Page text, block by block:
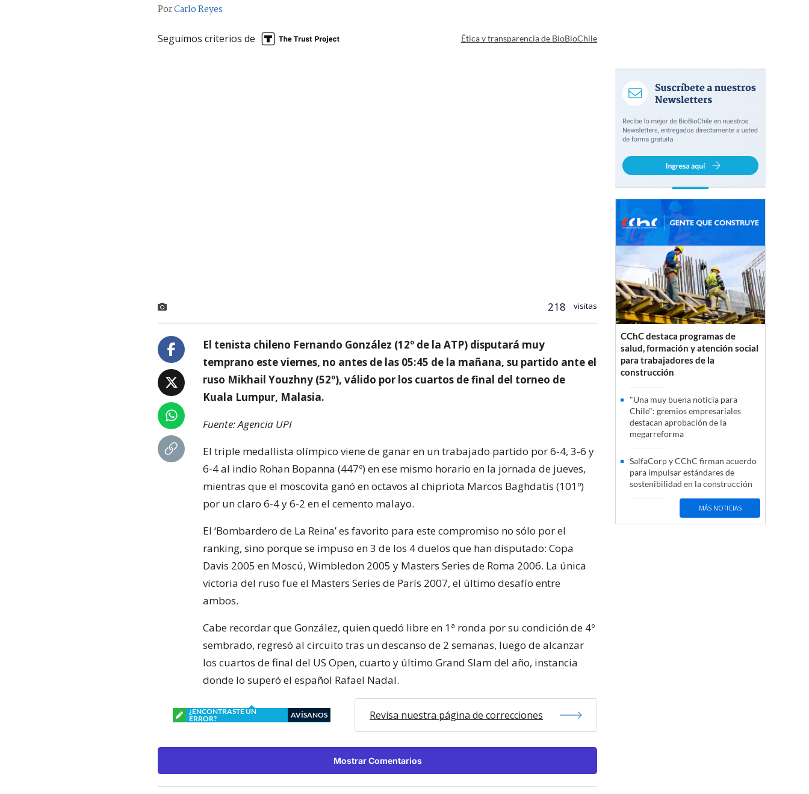
PorCarlo Reyes
Seguimos criterios de Ética y transparencia de BioBioChile
218 visitas
El tenista chileno Fernando González (12º de la ATP) disputará muy
temprano este viernes, no antes de las 05:45 de la mañana, su partido ante el
ruso Mikhail Youzhny (52º), válido por los cuartos de final del torneo de
Kuala Lumpur, Malasia.
Fuente: Agencia UPI
El triple medallista olímpico viene de ganar en un trabajado partido por 6-4, 3-6 y
6-4 al indio Rohan Bopanna (447º) en ese mismo horario en la jornada de jueves,
mientras que el moscovita ganó en octavos al chipriota Marcos Baghdatis (101º)
por un claro 6-4 y 6-2 en el cemento malayo.
El ‘Bombardero de La Reina’ es favorito para este compromiso no sólo por el
ranking, sino porque se impuso en 3 de los 4 duelos que han disputado: Copa
Davis 2005 en Moscú, Wimbledon 2005 y Masters Series de Roma 2006. La única
victoria del ruso fue el Masters Series de París 2007, el último desafío entre
ambos.
Cabe recordar que González, quien quedó libre en 1ª ronda por su condición de 4º
sembrado, regresó al circuito tras un descanso de 2 semanas, luego de alcanzar
los cuartos de final del US Open, cuarto y último Grand Slam del año, instancia
donde lo superó el español Rafael Nadal.
¿ENCONTRASTE UN
ERROR?
AVÍSANOS Revisa nuestra página de correcciones
Mostrar Comentarios
CChC destaca programas de
salud, formación y atención social
para trabajadores de la
construcción
"Una muy buena noticia para
Chile": gremios empresariales
destacan aprobación de la
megarreforma
SalfaCorp y CChC firman acuerdo
para impulsar estándares de
sostenibilidad en la construcción
MÁS NOTICIAS